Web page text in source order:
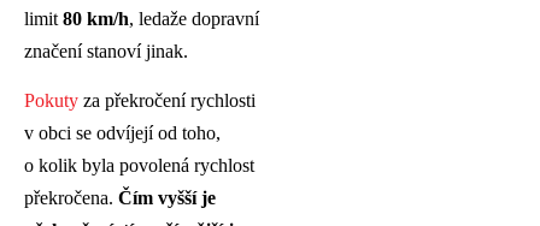
limit 80 km/h, ledaže dopravní
značení stanoví jinak.
Pokuty za překročení rychlosti
v obci se odvíjejí od toho,
o kolik byla povolená rychlost
překročena. Čím vyšší je